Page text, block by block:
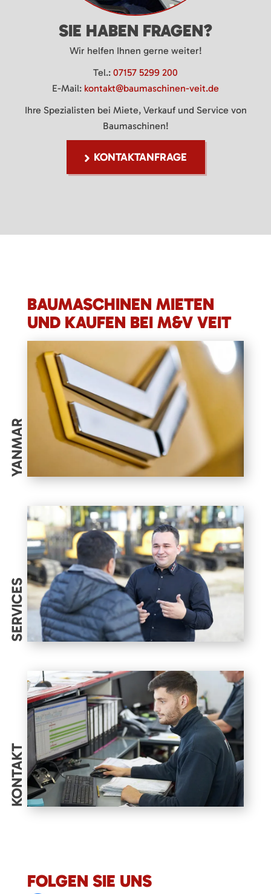
SIE HABEN FRAGEN?
Wir helfen Ihnen gerne weiter!
Tel.: 07157 5299 200
E-Mail: kontakt@baumaschinen-veit.de
Ihre Spezialisten bei Miete, Verkauf und Service von
Baumaschinen!
KONTAKTANFRAGE
BAUMASCHINEN MIETEN
UND KAUFEN BEI M&V VEIT
YANMAR
SERVICES
KONTAKT
FOLGEN SIE UNS